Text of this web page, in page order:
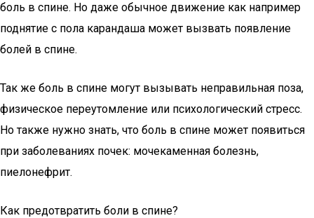
боль в спине. Но даже обычное движение как например
поднятие с пола карандаша может вызвать появление
болей в спине.
Так же боль в спине могут вызывать неправильная поза,
физическое переутомление или психологический стресс.
Но также нужно знать, что боль в спине может появиться
при заболеваниях почек: мочекаменная болезнь,
пиелонефрит.
Как предотвратить боли в спине?